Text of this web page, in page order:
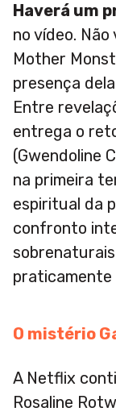
Haverá um
no vídeo.
Mother
presença
Entre
entrega o
(Gwendoline
na primeira
espiritual da
confronto
praticamente
O mistério
A Netflix
Rosaline